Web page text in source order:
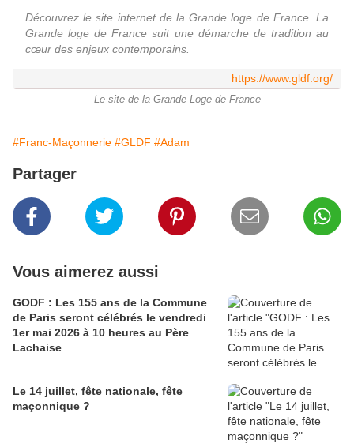
Découvrez le site internet de la Grande loge de France. La
Grande loge de France suit une démarche de tradition au
cœur des enjeux contemporains.
https://www.gldf.org/
Le site de la Grande Loge de France
#Franc-Maçonnerie #GLDF #Adam
Partager
Vous aimerez aussi
GODF : Les 155 ans de la Commune
de Paris seront célébrés le vendredi
1er mai 2026 à 10 heures au Père
Lachaise
Le 14 juillet, fête nationale, fête
maçonnique ?